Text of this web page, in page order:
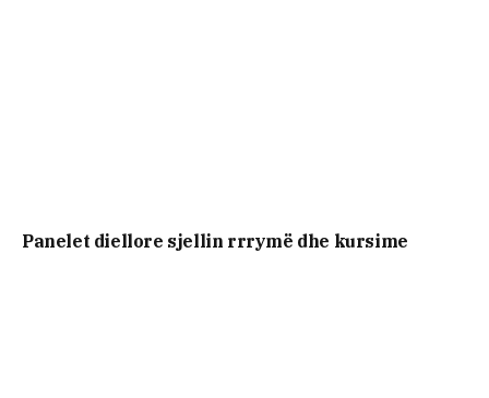
Panelet diellore sjellin rrrymë dhe kursime